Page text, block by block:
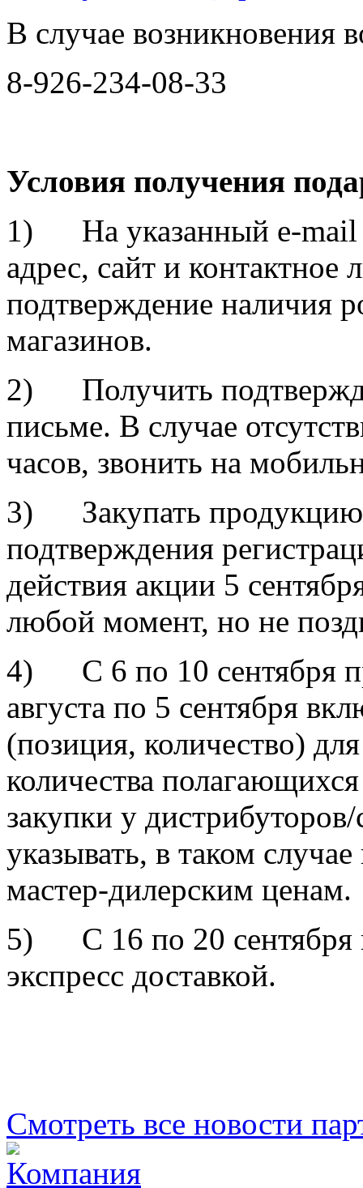
В случае возникновения
8-926-234-08-33
Условия получения
1) На указанный e-mail
адрес, сайт и
подтверждение наличия
магазинов.
2) Получить
письме. В случае
часов, звонить на
3) Закупать
подтверждения
действия акции 5
любой момент, но не
4) С 6 по 10 сентября
августа по 5 сентября
(позиция, количество)
количества
закупки у
указывать, в таком
мастер-дилерским ценам.
5) С 16 по 20 сентября
экспресс доставкой.
Смотреть все новости